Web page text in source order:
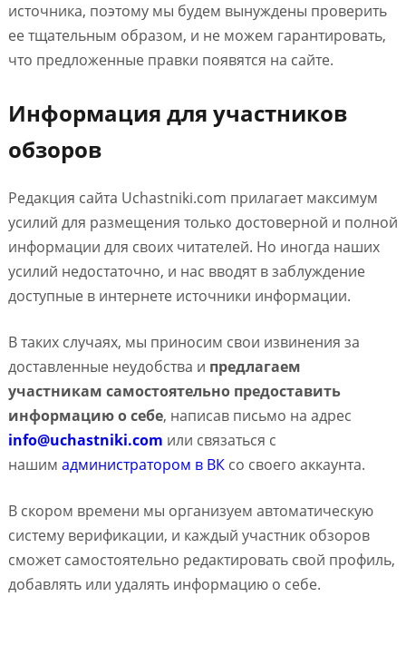
источника, поэтому мы будем вынуждены проверить
ее тщательным образом, и не можем гарантировать,
что предложенные правки появятся на сайте.
Информация для участников
обзоров
Редакция сайта Uchastniki.com прилагает максимум
усилий для размещения только достоверной и полной
информации для своих читателей. Но иногда наших
усилий недостаточно, и нас вводят в заблуждение
доступные в интернете источники информации.
В таких случаях, мы приносим свои извинения за
доставленные неудобства и предлагаем
участникам самостоятельно предоставить
информацию о себе, написав письмо на адрес
info@uchastniki.com или связаться с
нашим администратором в ВКсо своего аккаунта.
В скором времени мы организуем автоматическую
систему верификации, и каждый участник обзоров
сможет самостоятельно редактировать свой профиль,
добавлять или удалять информацию о себе.